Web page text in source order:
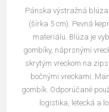
Pánska výstražná
(šírka 5 cm). Pevná
materiálu. Blúza je
gombíky, náprsnými
skrytým vreckom na
bočnými vreckami.
gombík. Odporúčané
logistika, letecká a